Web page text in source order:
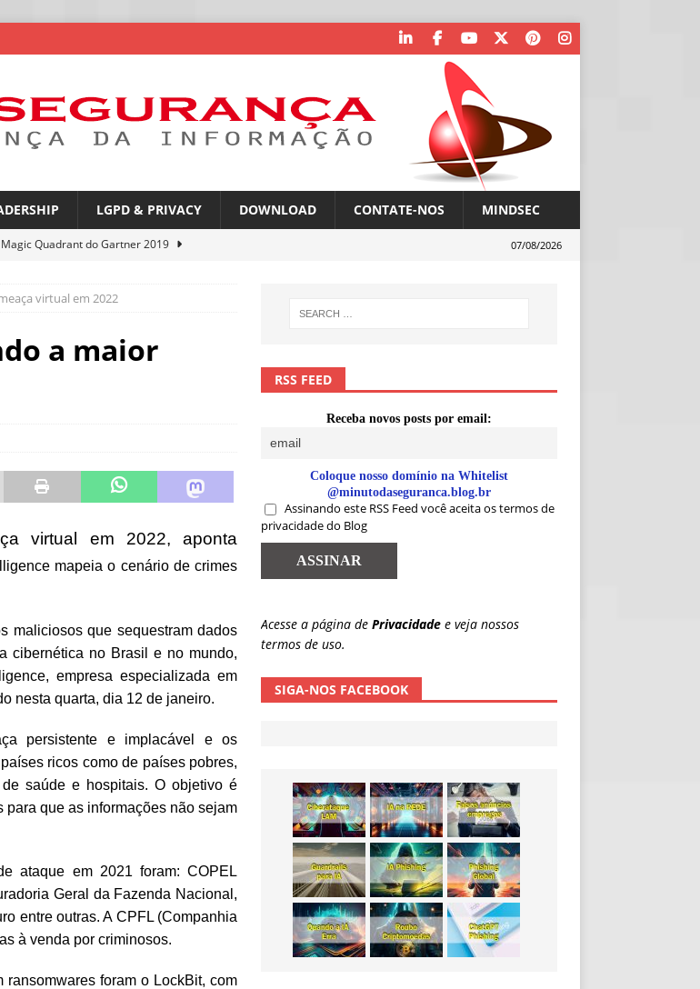
LGPD & PRIVACY DOWNLOAD CONTATE-NOS MINDSEC
Quadrant do Gartner 2019
região mais exposta a ciberameaças
da IA se torna um risco
NOTÍCIAS
07/08/2026
virtual em 2022
a maior
virtual em 2022, aponta
mapeia o cenário de crimes
maliciosos que sequestram dados
cibernética no Brasil e no mundo,
empresa especializada em
nesta quarta, dia 12 de janeiro.
persistente e implacável e os
ricos como de países pobres,
saúde e hospitais. O objetivo é
para que as informações não sejam
ataque em 2021 foram: COPEL
Geral da Fazenda Nacional,
entre outras. A CPFL (Companhia
à venda por criminosos.
foram o LockBit, com
RSS FEED
Receba novos posts por email:
Coloque nosso domínio na Whitelist
@minutodaseguranca.blog.br
Assinando este RSS Feed você aceita os termos de
privacidade do Blog
Acesse a página de Privacidade e veja nossos
termos de uso.
SIGA-NOS FACEBOOK